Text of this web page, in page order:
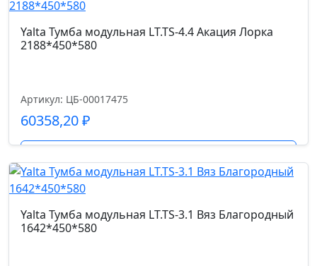
Yalta Тумба модульная LT.TS-4.4 Акация Лорка
2188*450*580
Артикул: ЦБ-00017475
60358,20₽
Yalta Тумба модульная LT.TS-3.1 Вяз Благородный
1642*450*580